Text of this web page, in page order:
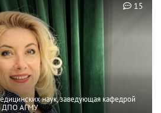
наук, заведующая кафедрой
ДПО АГМУ
15